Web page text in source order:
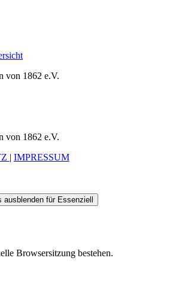
von 1862 e.V.
von 1862 e.V.
| IMPRESSUM
ausblenden für Essenziell
Browsersitzung bestehen.